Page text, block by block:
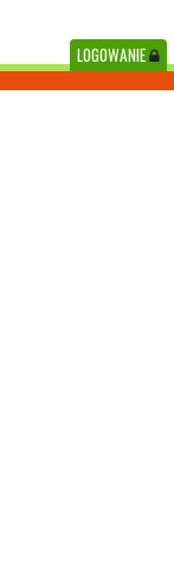
LOGOWANIE